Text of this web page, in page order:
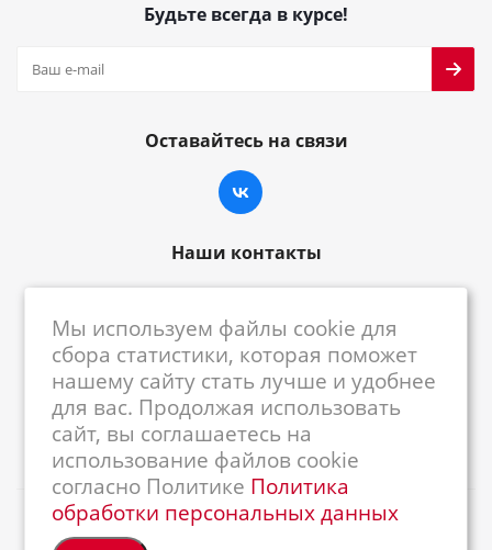
Будьте всегда в курсе!
Оставайтесь на связи
Наши контакты
centrkkm@centrkkm.ru
185005, г. Петрозаводск, ул. Промышленная,
1/26
2026 © Республиканский Центр ККМ
Мы используем файлы cookie для
сбора статистики, которая поможет
нашему сайту стать лучше и удобнее
для вас. Продолжая использовать
сайт, вы соглашаетесь на
использование файлов cookie
согласно Политике Политика
обработки персональных данных